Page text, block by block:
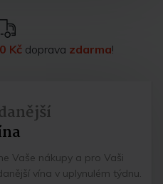
Kč doprava zdarma!
Vaše nákupy a pro Vaši
vína v uplynulém týdnu.